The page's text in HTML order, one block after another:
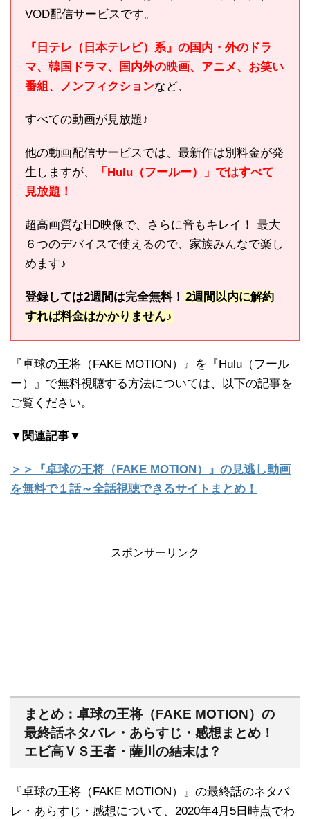
VOD配信サービスです。
『日テレ（日本テレビ）系』の国内・外のドラ
マ、韓国ドラマ、国内外の映画、アニメ、お笑い
番組、ノンフィクションなど、
すべての動画が見放題♪
他の動画配信サービスでは、最新作は別料金が発
生しますが、
「Hulu（フールー）」ではすべて
見放題！
超高画質なHD映像で、さらに音もキレイ！ 最大
６つのデバイスで使えるので、家族みんなで楽し
めます♪
登録しては2週間は完全無料！ 2週間以内に解約
すれば料金はかかりません♪
『卓球の王将（FAKE MOTION）』を『Hulu（フール
ー）』で無料視聴する方法については、以下の記事を
ご覧ください。
▼関連記事▼
＞＞『卓球の王将（FAKE MOTION）』の見逃し動画
を無料で１話～全話視聴できるサイトまとめ！
スポンサーリンク
まとめ：卓球の王将（FAKE MOTION）の
最終話ネタバレ・あらすじ・感想まとめ！
エビ高ＶＳ王者・薩川の結末は？
『卓球の王将（FAKE MOTION）』の最終話のネタバ
レ・あらすじ・感想について、2020年4月5日時点でわ